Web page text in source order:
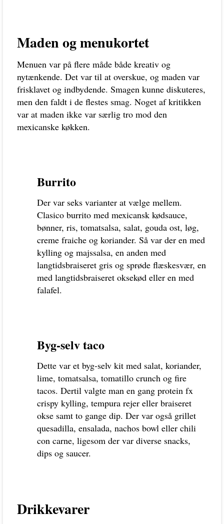
Maden og menukortet
Menuen var på flere måde både kreativ og
nytænkende. Det var til at overskue, og maden var
frisklavet og indbydende. Smagen kunne diskuteres,
men den faldt i de flestes smag. Noget af kritikken
var at maden ikke var særlig tro mod den
mexicanske køkken.
Burrito
Der var seks varianter at vælge mellem.
Clasico burrito med mexicansk kødsauce,
bønner, ris, tomatsalsa, salat, gouda ost, løg,
creme fraiche og koriander. Så var der en med
kylling og majssalsa, en anden med
langtidsbraiseret gris og sprøde flæskesvær, en
med langtidsbraiseret oksekød eller en med
falafel.
Byg-selv taco
Dette var et byg-selv kit med salat, koriander,
lime, tomatsalsa, tomatillo crunch og fire
tacos. Dertil valgte man en gang protein fx
crispy kylling, tempura rejer eller braiseret
okse samt to gange dip. Der var også grillet
quesadilla, ensalada, nachos bowl eller chili
con carne, ligesom der var diverse snacks,
dips og saucer.
Drikkevarer